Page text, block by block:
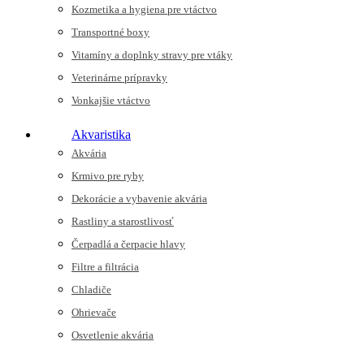
Kozmetika a hygiena pre vtáctvo
Transportné boxy
Vitamíny a doplnky stravy pre vtáky
Veterinárne prípravky
Vonkajšie vtáctvo
Akvaristika
Akvária
Krmivo pre ryby
Dekorácie a vybavenie akvária
Rastliny a starostlivosť
Čerpadlá a čerpacie hlavy
Filtre a filtrácia
Chladiče
Ohrievače
Osvetlenie akvária